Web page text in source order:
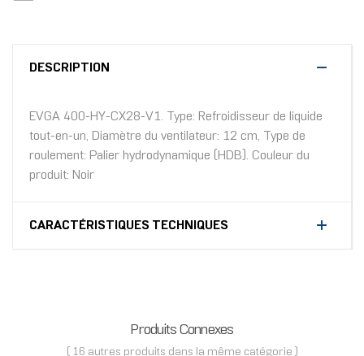
DESCRIPTION
EVGA 400-HY-CX28-V1. Type: Refroidisseur de liquide
tout-en-un, Diamètre du ventilateur: 12 cm, Type de
roulement: Palier hydrodynamique (HDB). Couleur du
produit: Noir
CARACTÉRISTIQUES TECHNIQUES
Produits Connexes
( 16 autres produits dans la même catégorie )